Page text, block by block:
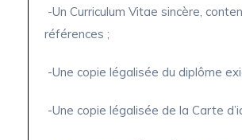
-Un Curriculum Vitae sincère,
références ;
-Une copie légalisée du diplôme
-Une copie légalisée de la Carte